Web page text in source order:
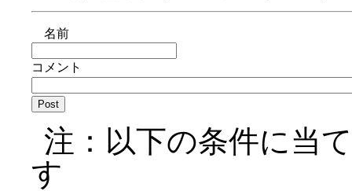
名前
コメント
注：以下の条件に当
す